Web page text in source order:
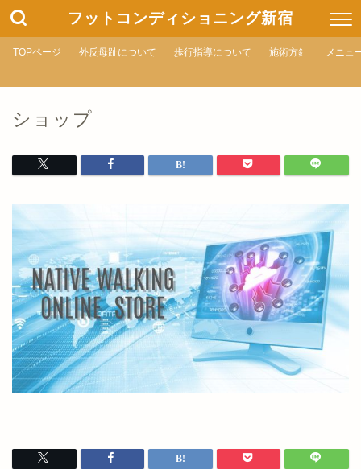
フットコンディショニング新宿
TOPページ 外反母趾について 歩行指導について 施術方針 メニュ
ショップ